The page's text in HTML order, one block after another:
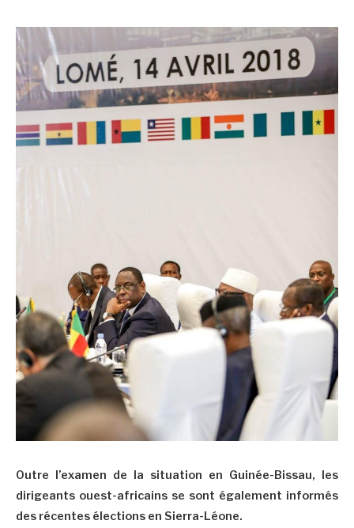
Outre l’examen de la situation en Guinée-Bissau, les
dirigeants ouest-africains se sont également informés
des récentes élections en Sierra-Léone.